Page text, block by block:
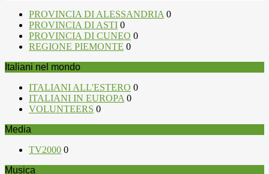
PROVINCIA DI ALESSANDRIA0
PROVINCIA DI ASTI 0
PROVINCIA DI CUNEO 0
REGIONE PIEMONTE 0
Italiani nel mondo
ITALIANI ALL'ESTERO 0
ITALIANI IN EUROPA0
VOLUNTEERS 0
Media
TV2000 0
Musica